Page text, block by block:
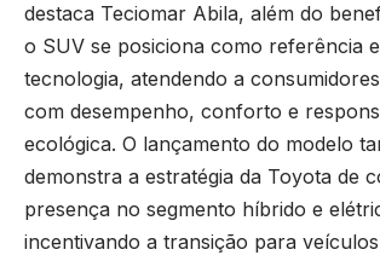
destaca Teciomar Abila, além do
o SUV se posiciona como referência
tecnologia, atendendo a
com desempenho, conforto e
ecológica. O lançamento do modelo
demonstra a estratégia da Toyota de
presença no segmento híbrido e
incentivando a transição para